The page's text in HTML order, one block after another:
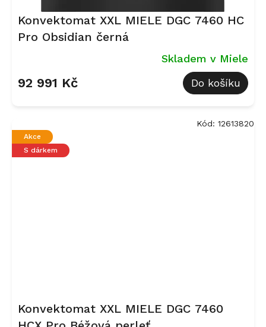
Konvektomat XXL MIELE DGC 7460 HC
Pro Obsidian černá
Skladem v Miele
92 991 Kč Do košíku
Akce
S dárkem
Konvektomat XXL MIELE DGC 7460
Kód: 12613820